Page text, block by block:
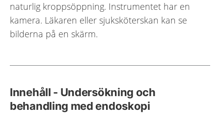
naturlig kroppsöppning. Instrumentet har en
kamera. Läkaren eller sjuksköterskan kan se
bilderna på en skärm.
Innehåll - Undersökning och
behandling med endoskopi